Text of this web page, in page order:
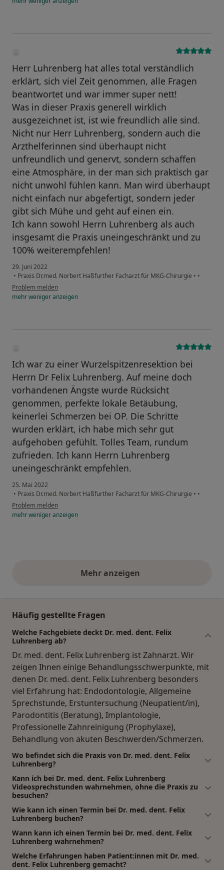
Herr Luhrenberg hat alles total verständlich
erklärt, sich viel Zeit genommen, alle Fragen
beantwortet und war immer super nett!
Was in dieser Praxis generell wirklich
ausgezeichnet ist, ist wie freundlich alle sind.
Nicht nur Herr Luhrenberg, sondern auch die
Arzthelferinnen sind überhaupt nicht
unfreundlich und genervt, sondern schaffen
eine Atmosphäre, in der man sich praktisch gar
nicht unwohl fühlen kann. Man wird überhaupt
nicht einfach nur abgefertigt, sondern jeder
gibt sich Mühe und geht auf einen ein.
Ich kann sowohl Herrn Luhrenberg als auch
insgesamt die Praxis uneingeschränkt und zu
100% weiterempfehlen!
29. Juni 2022
• Praxis Dr.med. Norbert Haßfurther Facharzt für MKG-Chirurgie • •
Problem melden
mehrwenigeranzeigen
Ich war zu einer Wurzelspitzenresektion bei
Herrn Dr Felix Luhrenberg. Auf meine doch
vorhandenen Ängste wurde Rücksicht
genommen, perfekte lokale Betäubung,
keinerlei Schmerzen bei OP. Die Schritte
wurden erklärt, ich habe mich sehr gut
aufgehoben gefühlt. Tolles Team, rundum
zufrieden. Ich kann Herrn Luhrenberg
uneingeschränkt empfehlen.
25. Mai 2022
• Praxis Dr.med. Norbert Haßfurther Facharzt für MKG-Chirurgie • •
Problem melden
mehrwenigeranzeigen
Mehr anzeigenobige Stellungnahmen
Häufig gestellte Fragen
Welche Fachgebiete deckt Dr. med. dent. Felix
Luhrenberg ab?
Dr. med. dent. Felix Luhrenberg ist Zahnarzt. Wir
zeigen Ihnen einige Behandlungsschwerpunkte, mit
denen Dr. med. dent. Felix Luhrenberg besonders
viel Erfahrung hat: Endodontologie, Allgemeine
Sprechstunde, Erstuntersuchung (Neupatient/in),
Parodontitis (Beratung), Implantologie,
Professionelle Zahnreinigung (Prophylaxe),
Behandlung von akuten Beschwerden/Schmerzen.
Wo befindet sich die Praxis von Dr. med. dent. Felix
Luhrenberg?
Kann ich bei Dr. med. dent. Felix Luhrenberg
Videosprechstunden wahrnehmen, ohne die Praxis zu
besuchen?
Wie kann ich einen Termin bei Dr. med. dent. Felix
Luhrenberg buchen?
Wann kann ich einen Termin bei Dr. med. dent. Felix
Luhrenberg wahrnehmen?
Welche Erfahrungen haben Patient:innen mit Dr. med.
dent. Felix Luhrenberg gemacht?